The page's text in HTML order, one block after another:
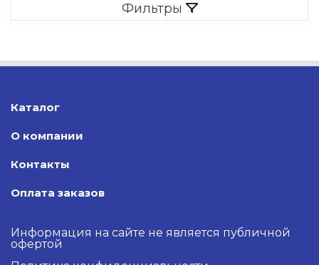
Фильтры
Каталог
О компании
Контакты
Оплата заказов
Информация на сайте не является публичной
офертой